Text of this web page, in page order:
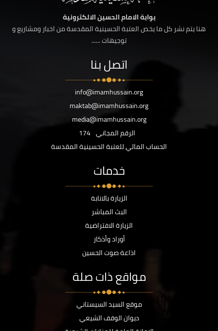
بوابة الامام الحسين الالكترونية
هنا يتم نشر كل ما يخص العتبة الحسينية المقدسة من اخبار ومشاريع و
توجيهات ......
اتصل بنا
info@imamhussain.org
maktab@imamhussain.org
media@imamhussain.org
الرقم المجاني 174
الحساب المالي للعتبة الحسينية المقدسة
خدمات
الزيارة بالانابة
البث المباشر
الزيارة الافتراضية
أوراد وأذكار
اذاعة صوت الحسين
مواقع ذات صلة
موقع السيد السيستاني
ديوان الوقف الشيعي